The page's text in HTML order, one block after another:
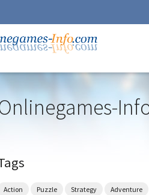
Action Puzzle Strategy
Adventure